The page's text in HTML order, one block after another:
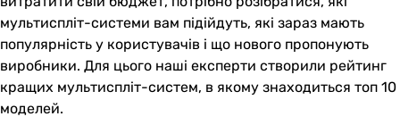
мультиспліт-системи вам підійдуть, які зараз мають
популярність у користувачів і що нового пропонують
виробники. Для цього наші експерти створили рейтинг
кращих мультиспліт-систем, в якому знаходиться топ 10
моделей.